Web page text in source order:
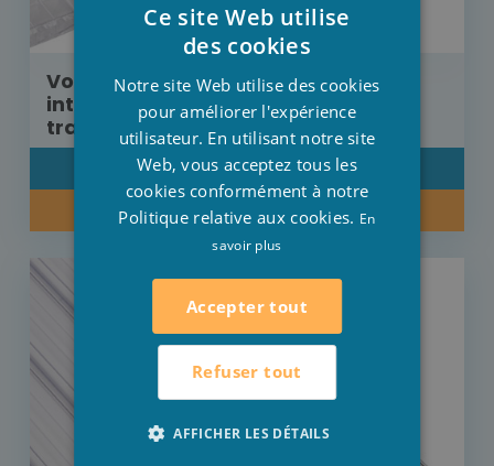
Volet Aquadeck moteur externe
intégré lames Polycarbonate
transparentes 7 m x 3,5 m
DÉTAIL
RENSEIGNEZ-VOUS SUR NOTRE PRIX
ENGLISH
Ce site Web utilise
des cookies
Notre site Web utilise des cookies
pour améliorer l'expérience
utilisateur. En utilisant notre site
Web, vous acceptez tous les
cookies conformément à notre
Politique relative aux cookies. En
savoir plus
Accepter tout
Refuser tout
AFFICHER LES DÉTAILS